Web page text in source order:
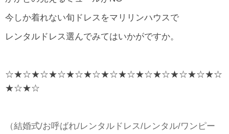
今しか着れない旬ドレスをマリリンハウスで
レンタルドレス選んでみてはいかがですか。
☆★☆★☆★☆★☆★☆★☆★☆★☆★☆★☆★☆★☆
★☆★☆
（結婚式/お呼ばれ/レンタルドレス/レンタル/ワンピー